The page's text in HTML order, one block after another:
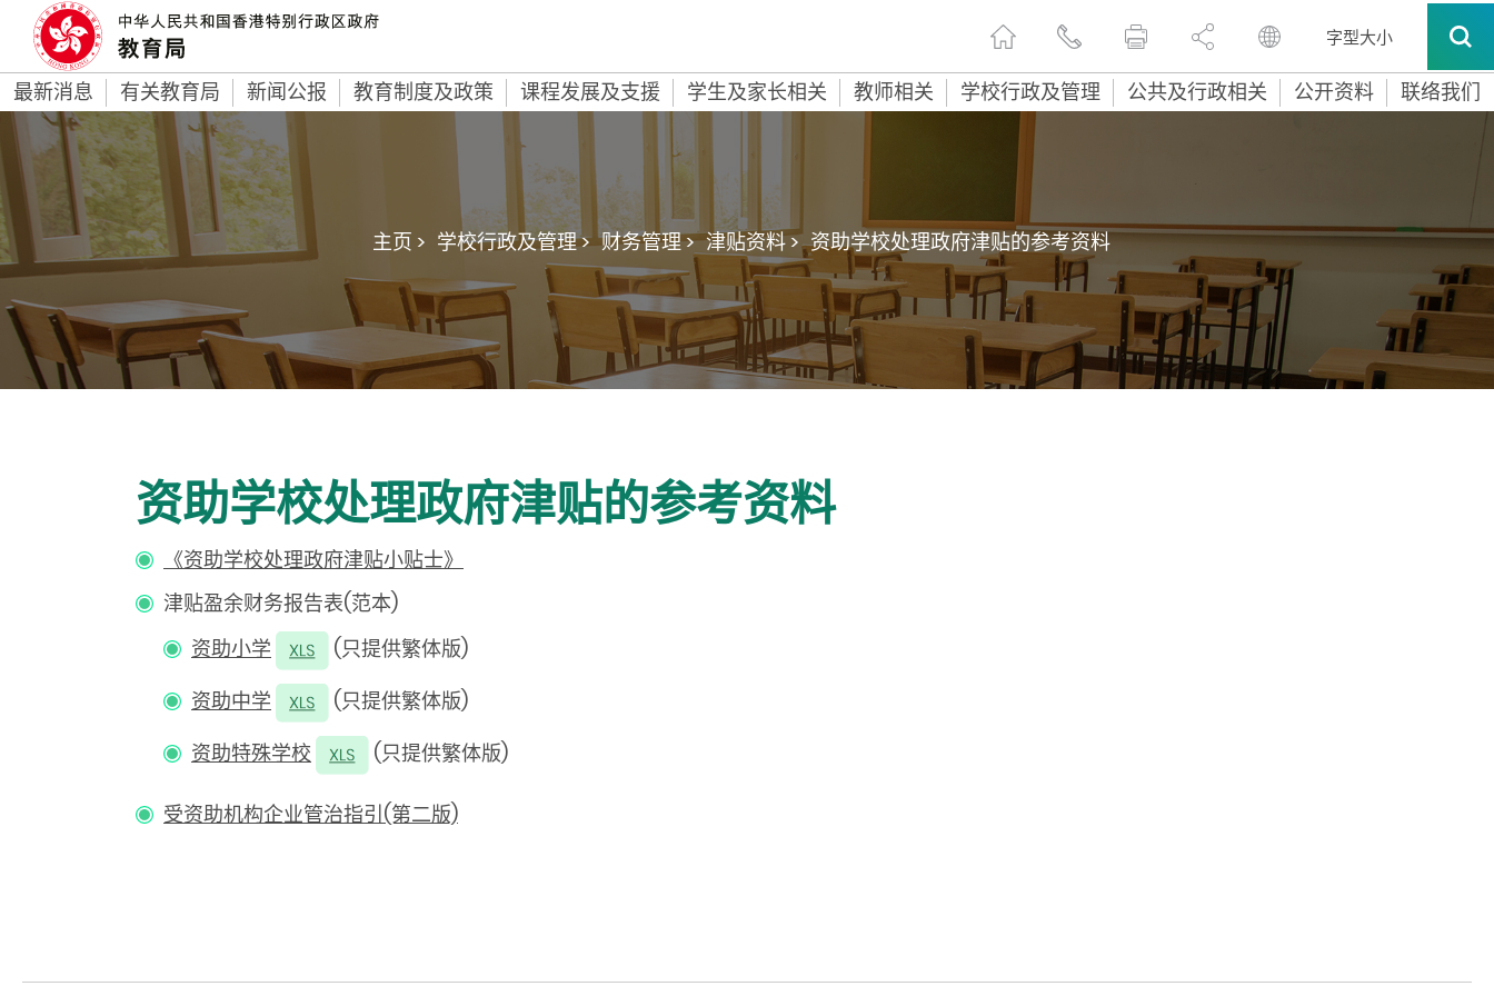
字型大小
最新消息 有关教育局 新闻公报 教育制度及政策 课程发展及支援 学生及家长相关 教师相关 学校行政及管理 公共及行政相关 公开资料 联络我们
主页 > 学校行政及管理 > 财务管理 > 津贴资料 > 资助学校处理政府津贴的参考资料
资助学校处理政府津贴的参考资料
《资助学校处理政府津贴小贴士》
津贴盈余财务报告表(范本)
资助小学
(只提供繁体版)
资助中学
(只提供繁体版)
资助特殊学校
(只提供繁体版)
受资助机构企业管治指引(第二版)